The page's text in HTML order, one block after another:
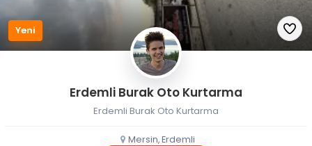
Yeni
Erdemli Burak Oto Kurtarma
Erdemli Burak Oto Kurtarma
Mersin, Erdemli